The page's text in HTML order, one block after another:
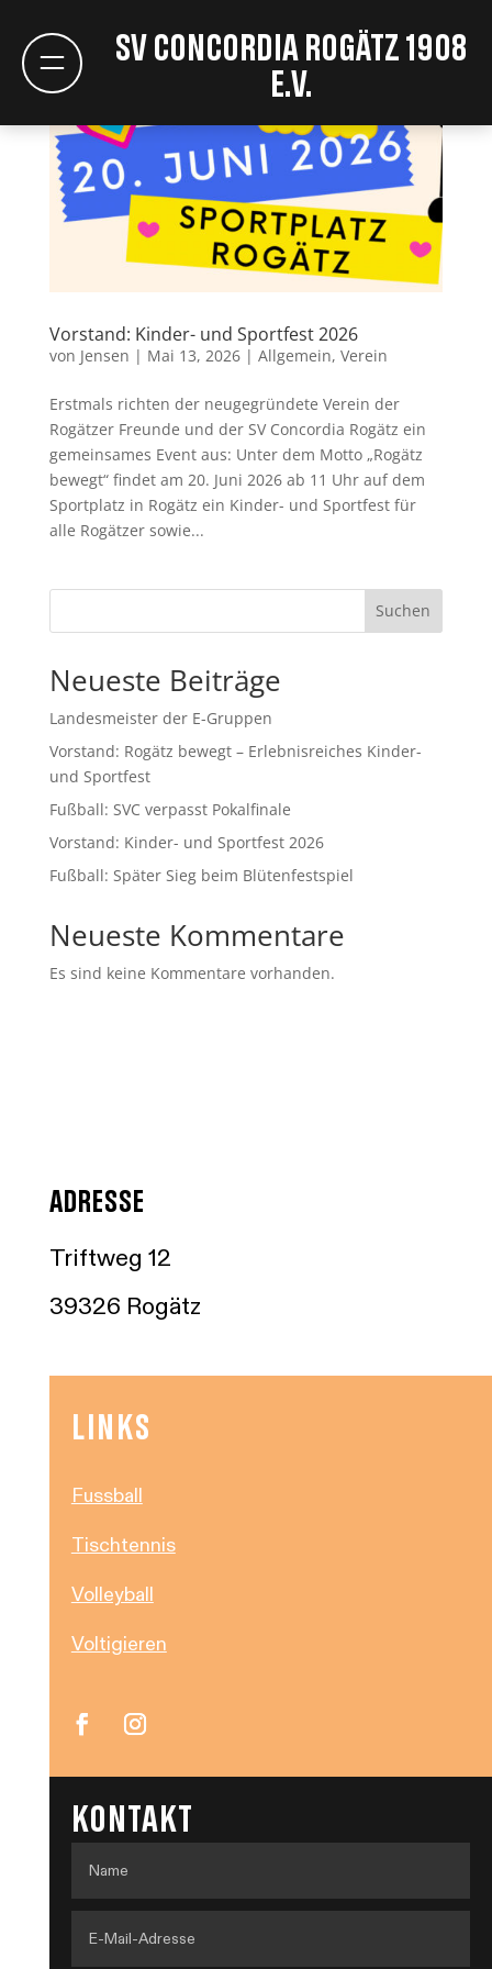
SV Concordia Rogätz 1908
e.V.
Vorstand: Kinder- und Sportfest 2026
von Jensen | Mai 13, 2026| Allgemein, Verein
Erstmals richten der neugegründete Verein der
Rogätzer Freunde und der SV Concordia Rogätz ein
gemeinsames Event aus: Unter dem Motto „Rogätz
bewegt“ findet am 20. Juni 2026 ab 11 Uhr auf dem
Sportplatz in Rogätz ein Kinder- und Sportfest für
alle Rogätzer sowie...
Suchen
Neueste Beiträge
Landesmeister der E-Gruppen
Vorstand: Rogätz bewegt – Erlebnisreiches Kinder-
und Sportfest
Fußball: SVC verpasst Pokalfinale
Vorstand: Kinder- und Sportfest 2026
Fußball: Später Sieg beim Blütenfestspiel
Neueste Kommentare
Es sind keine Kommentare vorhanden.
ADRESSE
Triftweg 12
39326 Rogätz
LINKS
Fussball
Tischtennis
Volleyball
Voltigieren
KONTAKT